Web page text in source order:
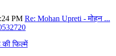
PM Re: Mohan Upreti - मोहन ...
की फिल्में